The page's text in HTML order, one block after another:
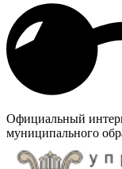
Официальный
муниципального